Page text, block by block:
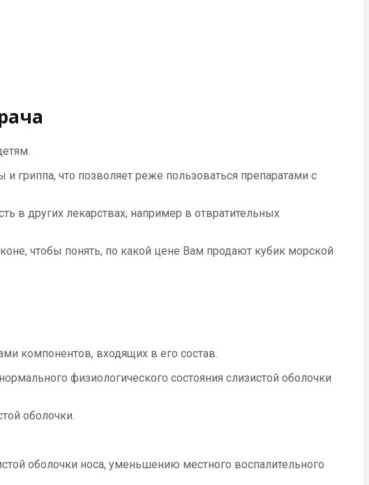
что позволяет реже пользоваться препаратами с
в других лекарствах, например в отвратительных
чтобы понять, по какой цене Вам продают кубик морской
компонентов, входящих в его состав.
физиологического состояния слизистой оболочки
оболочки.
оболочки носа, уменьшению местного воспалительного